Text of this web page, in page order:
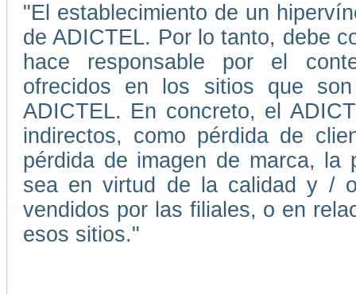
"El establecimiento de un
de ADICTEL. Por lo tanto, debe
hace responsable por el
ofrecidos en los sitios que
ADICTEL. En concreto, el
indirectos, como pérdida de
pérdida de imagen de marca, la
sea en virtud de la calidad y /
vendidos por las filiales, o en
esos sitios."